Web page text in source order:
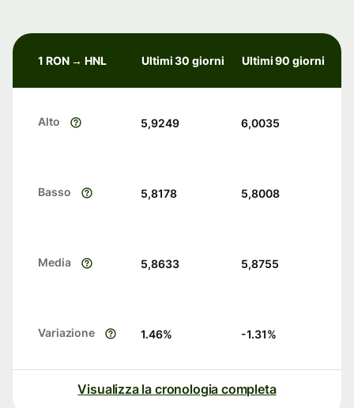
1 RON → HNL Ultimi 30 giorni Ultimi 90 giorni
Alto 5,9249 6,0035
Basso 5,8178 5,8008
Media 5,8633 5,8755
Variazione 1.46% -1.31%
Visualizza la cronologia completa